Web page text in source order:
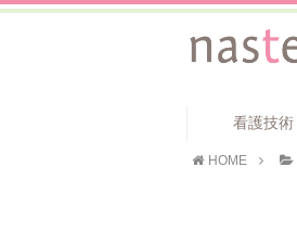
看護技術
HOME